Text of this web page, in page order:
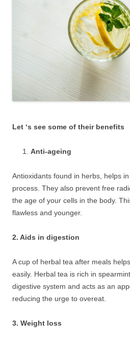
Let ‘s see some of their benefits
Anti-ageing
Antioxidants found in herbs, helps
process. They also prevent free
the age of your cells in the body.
flawless and younger.
2. Aids in digestion
A cup of herbal tea after meals
easily. Herbal tea is rich in
digestive system and acts as an
reducing the urge to overeat.
3. Weight loss